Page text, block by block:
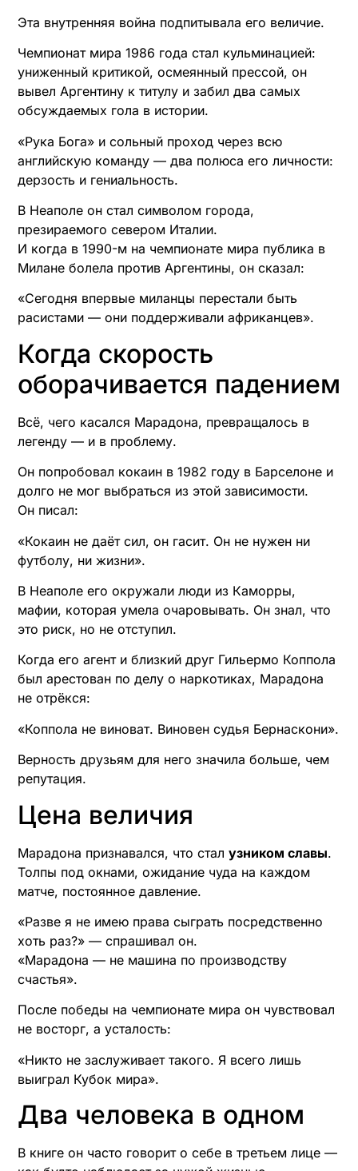
Эта внутренняя война подпитывала его величие.
Чемпионат мира 1986 года стал кульминацией:
униженный критикой, осмеянный прессой, он
вывел Аргентину к титулу и забил два самых
обсуждаемых гола в истории.
«Рука Бога» и сольный проход через всю
английскую команду — два полюса его личности:
дерзость и гениальность.
В Неаполе он стал символом города,
презираемого севером Италии.
И когда в 1990-м на чемпионате мира публика в
Милане болела против Аргентины, он сказал:
«Сегодня впервые миланцы перестали быть
расистами — они поддерживали африканцев».
Когда скорость
оборачивается падением
Всё, чего касался Марадона, превращалось в
легенду — и в проблему.
Он попробовал кокаин в 1982 году в Барселоне и
долго не мог выбраться из этой зависимости.
Он писал:
«Кокаин не даёт сил, он гасит. Он не нужен ни
футболу, ни жизни».
В Неаполе его окружали люди из Каморры,
мафии, которая умела очаровывать. Он знал, что
это риск, но не отступил.
Когда его агент и близкий друг Гильермо Коппола
был арестован по делу о наркотиках, Марадона
не отрёкся:
«Коппола не виноват. Виновен судья Бернаскони».
Верность друзьям для него значила больше, чем
репутация.
Цена величия
Марадона признавался, что стал узником славы.
Толпы под окнами, ожидание чуда на каждом
матче, постоянное давление.
«Разве я не имею права сыграть посредственно
хоть раз?» — спрашивал он.
«Марадона — не машина по производству
счастья».
После победы на чемпионате мира он чувствовал
не восторг, а усталость:
«Никто не заслуживает такого. Я всего лишь
выиграл Кубок мира».
Два человека в одном
В книге он часто говорит о себе в третьем лице —